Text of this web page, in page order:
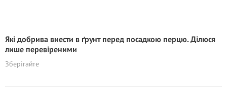
Які добрива внести в ґрунт перед посадкою перцю. Ділюся
лише перевіреними
Зберігайте